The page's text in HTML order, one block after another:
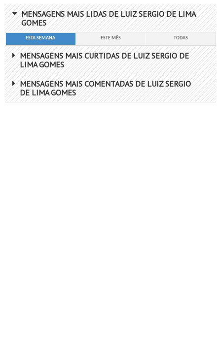
MENSAGENS MAIS LIDAS DE LUIZ SERGIO DE LIMA
GOMES
ESTA SEMANA ESTE MÊS TODAS
MENSAGENS MAIS CURTIDAS DE LUIZ SERGIO DE
LIMA GOMES
MENSAGENS MAIS COMENTADAS DE LUIZ SERGIO
DE LIMA GOMES